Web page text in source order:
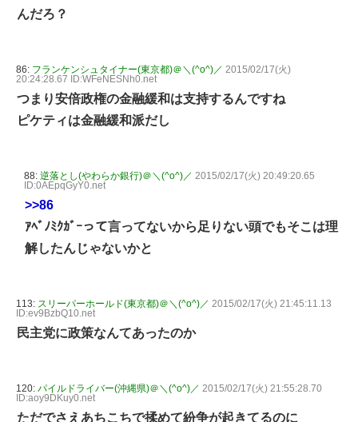
んだろ？
86: フランケンシュタイナー(東京都)＠＼(^o^)／ 2015/02/17(火)
20:24:28.67 ID:WFeNESNh0.net
つまり安倍政権の金融緩和は支持するんですね
ピケティは金融緩和派だし
88: 逆落とし(やわらか銀行)＠＼(^o^)／ 2015/02/17(火) 20:49:20.65
ID:0AEpqGyY0.net
>>86
ｱﾍﾞﾉﾐｸｶﾞｰって言ってないから足りない頭でもそこは理
解したんじゃないかと
113: スリーパーホールド(東京都)＠＼(^o^)／ 2015/02/17(火) 21:45:11.13
ID:ev9BzbQ10.net
民主党に政策なんてあったのか
120: パイルドライバー(沖縄県)＠＼(^o^)／ 2015/02/17(火) 21:55:28.70
ID:aoy9DKuy0.net
ただでさえあちこちで揉めて紛争が起きてるのに